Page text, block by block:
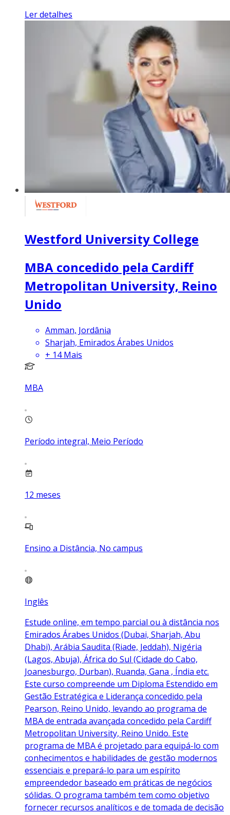
Ler detalhes
Westford University College
MBA concedido pela Cardiff
Metropolitan University, Reino
Unido
Amman, Jordânia
Sharjah, Emirados Árabes Unidos
+ 14 Mais
MBA
Período integral, Meio Período
12 meses
Ensino a Distância, No campus
Inglês
Estude online, em tempo parcial ou à distância nos
Emirados Árabes Unidos (Dubai, Sharjah, Abu
Dhabi), Arábia Saudita (Riade, Jeddah), Nigéria
(Lagos, Abuja), África do Sul (Cidade do Cabo,
Joanesburgo, Durban), Ruanda, Gana , Índia etc.
Este curso compreende um Diploma Estendido em
Gestão Estratégica e Liderança concedido pela
Pearson, Reino Unido, levando ao programa de
MBA de entrada avançada concedido pela Cardiff
Metropolitan University, Reino Unido. Este
programa de MBA é projetado para equipá-lo com
conhecimentos e habilidades de gestão modernos
essenciais e prepará-lo para um espírito
empreendedor baseado em práticas de negócios
sólidas. O programa também tem como objetivo
fornecer recursos analíticos e de tomada de decisão